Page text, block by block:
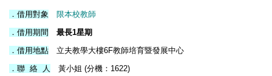
．借用對象
限本校教師
．借用期間
最長1星期
．借用地點 立夫教學大樓6F教師培育暨發展中心
．聯 絡 人
黃小姐 (分機： 1622)